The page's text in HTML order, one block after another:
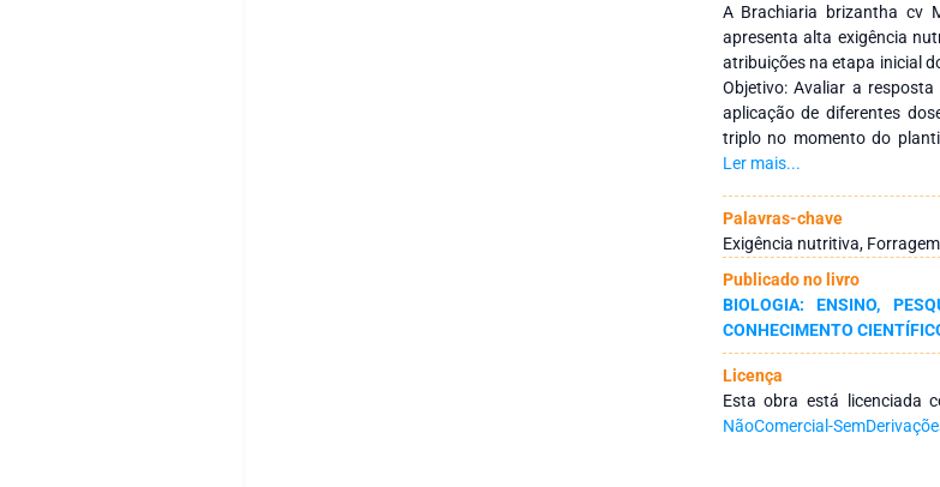
A Brachiaria brizantha cv
apresenta alta exigência
atribuições na etapa inicial
Objetivo: Avaliar a
aplicação de diferentes
triplo no momento do
colmos, altura de planta,
conduzido na fazenda
Rondônia – Unir, no
utilizado foi inteiramente
dosagens de 0, 100, 200,
25 baldes. Resultados:
doses de P2O5, as doses
número de perfilho, a
de 507 e 541 kg.ha-1 de
apresentou influência
matéria seca também
dosagens elevadas acima
Ler mais...
Palavras-chave
Exigência nutritiva,
Publicado no livro
BIOLOGIA: ENSINO,
CONHECIMENTO
Licença
Esta obra está licenciada
NãoComercial-